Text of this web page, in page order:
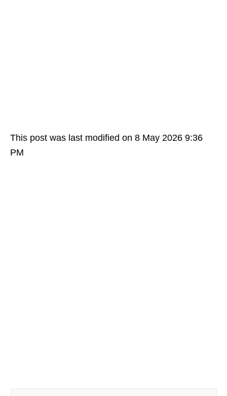
This post was last modified on 8 May 2026 9:36
PM